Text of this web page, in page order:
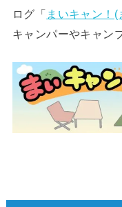
ログ「 まいキャン！
キャンパーやキャン